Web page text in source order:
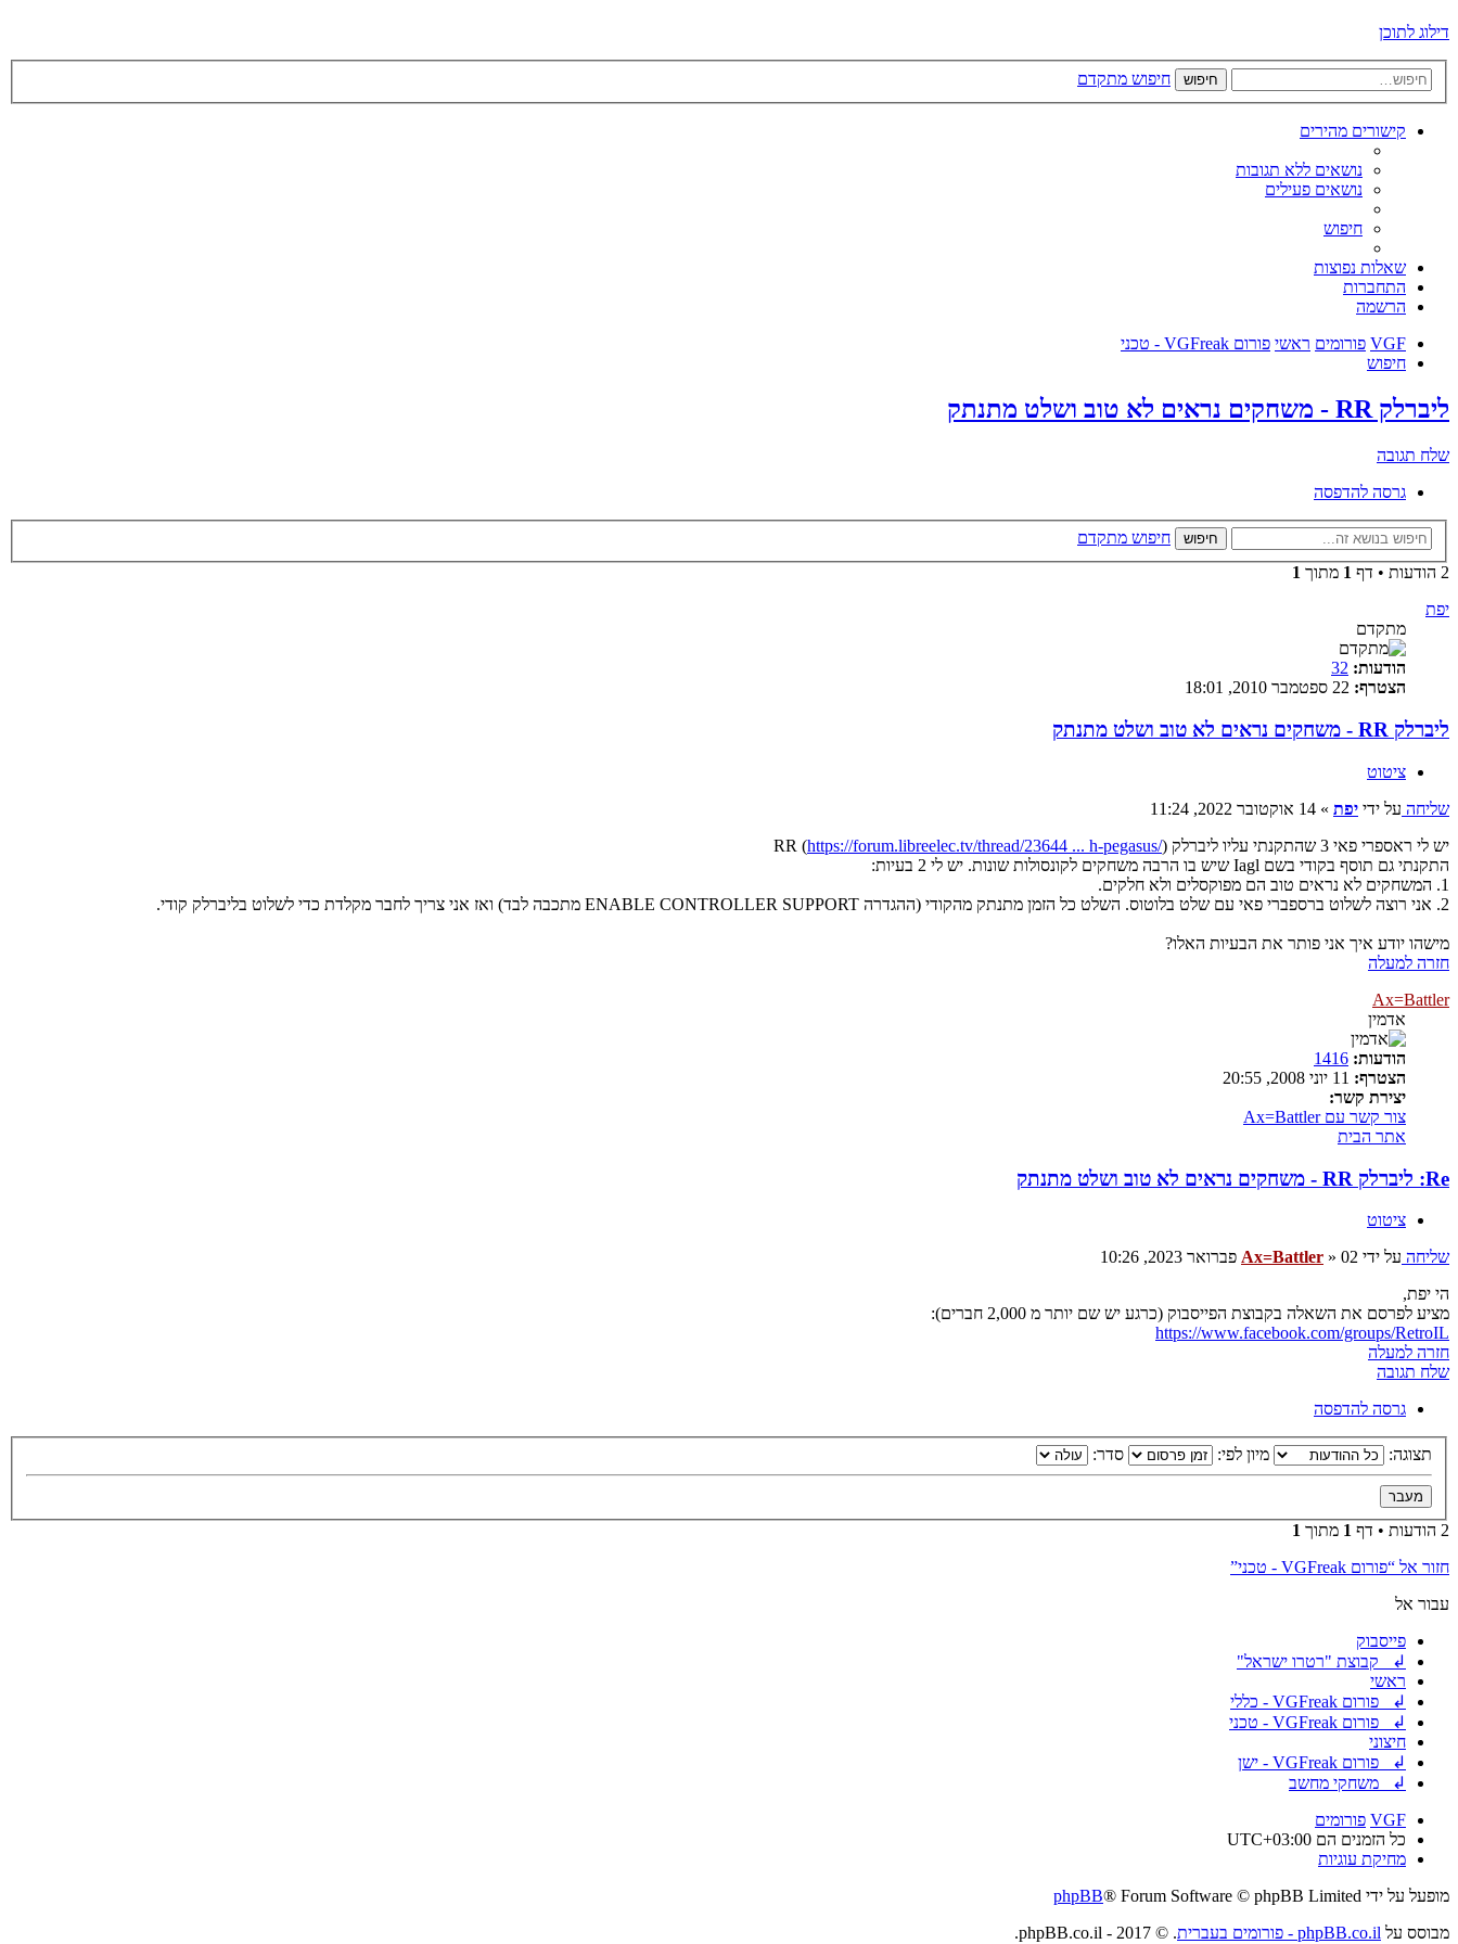
דילוג לתוכן
חיפוש חיפוש מתקדם
קישורים מהירים
נושאים ללא תגובות
נושאים פעילים
חיפוש
שאלות נפוצות
התחברות
הרשמה
VGF פורומים ראשי פורום VGFreak - טכני
חיפוש
ליברלק RR - משחקים נראים לא טוב ושלט מתנתק
שלח תגובה
גרסה להדפסה
חיפוש
חיפוש מתקדם
2 הודעות • דף
1 מתוך 1
יפת
מתקדם
הודעות: 32
הצטרף:
ליברלק RR - משחקים נראים לא טוב ושלט מתנתק
ציטוט
שליחה על ידי יפת » 14 אוקטובר 2022, 11:24
יש לי ראספרי פאי 3 שהתקנתי עליו ליברלק RR (
https://forum.libreelec.tv/thread/23644 ... h-pegasus/)
התקנתי גם תוסף בקודי בשם Iagl שיש בו הרבה משחקים לקונסולות שונות. יש לי 2 בעיות:
1. המשחקים לא נראים טוב הם מפוקסלים ולא חלקים.
2. אני רוצה לשלוט ברספברי פאי עם שלט בלוטוס. השלט כל הזמן מתנתק מהקודי (ההגדרה ENABLE CONTROLLER SUPPORT מתכבה לבד) ואז אני צריך לחבר מקלדת כדי לשלוט בליברלק קודי.
מישהו יודע איך אני פותר את הבעיות האלו?
חזרה למעלה
Ax=Battler
אדמין
הודעות: 1416
הצטרף:
יצירת קשר:
צור קשר עם Ax=Battler
אתר הבית
Re: ליברלק RR - משחקים נראים לא טוב ושלט מתנתק
ציטוט
שליחה על ידי Ax=Battler » 02 פברואר 2023, 10:26
הי יפת,
מציע לפרסם את השאלה בקבוצת הפייסבוק (כרגע יש שם יותר מ 2,000 חברים):
https://www.facebook.com/groups/RetroIL
חזרה למעלה
שלח תגובה
גרסה להדפסה
תצוגה: מיון לפי: סדר:
2 הודעות • דף 1 מתוך 1
חזור אל “פורום VGFreak - טכני”
עבור אל
פייסבוק
↲ קבוצת "רטרו ישראל"
ראשי
↲ פורום VGFreak - כללי
↲ פורום VGFreak - טכני
חיצוני
↲ פורום VGFreak - ישן
↲ משחקי מחשב
VGF פורומים
כל הזמנים הם UTC+03:00
מחיקת עוגיות
מופעל על ידי
phpBB® Forum Software © phpBB Limited
מבוסס על phpBB.co.il - פורומים בעברית . © 2017 - phpBB.co.il.